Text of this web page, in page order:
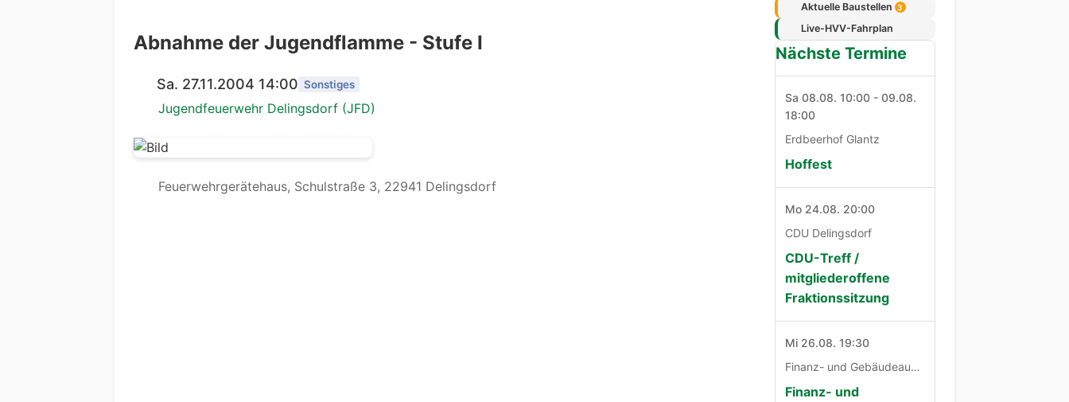
Abnahme der Jugendflamme - Stufe I
Sa. 27.11.2004 14:00 Sonstiges
Jugendfeuerwehr Delingsdorf (JFD)
Feuerwehrgerätehaus, Schulstraße 3, 22941 Delingsdorf
Aktuelle Baustellen 3
Live-HVV-Fahrplan
Nächste Termine
Sa 08.08. 10:00 - 09.08.
18:00
Erdbeerhof Glantz
Hoffest
Mo 24.08. 20:00
CDU Delingsdorf
CDU-Treff /
mitgliederoffene
Fraktionssitzung
Mi 26.08. 19:30
Finanz- und Gebäudeausschuß
Finanz- und